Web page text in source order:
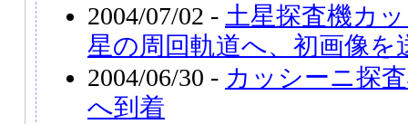
2004/07/02 - 土星探査機カ
星の周回軌道へ、初画像を
2004/06/30 - カッシーニ探
へ到着